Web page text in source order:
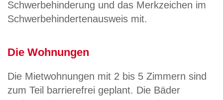
Schwerbehinderung und das Merkzeichen im
Schwerbehindertenausweis mit.
Die Wohnungen
Die Mietwohnungen mit 2 bis 5 Zimmern sind
zum Teil barrierefrei geplant. Die Bäder